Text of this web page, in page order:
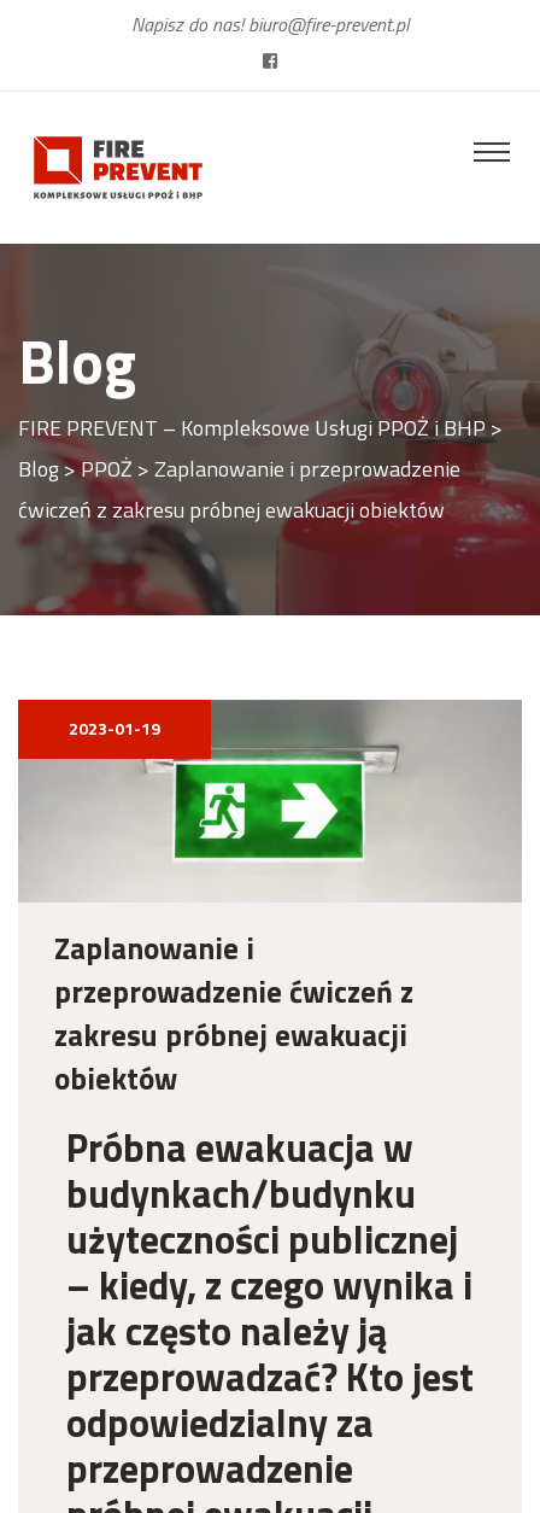
Napisz do nas!biuro@fire-prevent.pl
Blog
FIRE PREVENT – Kompleksowe Usługi PPOŻ i BHP>
Blog>PPOŻ >Zaplanowanie i przeprowadzenie
ćwiczeń z zakresu próbnej ewakuacji obiektów
2023-01-19
Zaplanowanie i
przeprowadzenie ćwiczeń z
zakresu próbnej ewakuacji
obiektów
Próbna ewakuacja w
budynkach/budynku
użyteczności publicznej
– kiedy, z czego wynika i
jak często należy ją
przeprowadzać? Kto jest
odpowiedzialny za
przeprowadzenie